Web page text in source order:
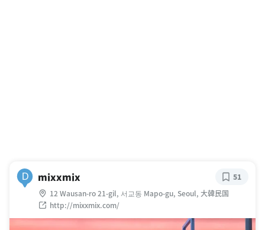
D mixxmix
12 Wausan-ro 21-gil, 서교동 Mapo-gu, Seoul, 大韓民国
http://mixxmix.com/
51